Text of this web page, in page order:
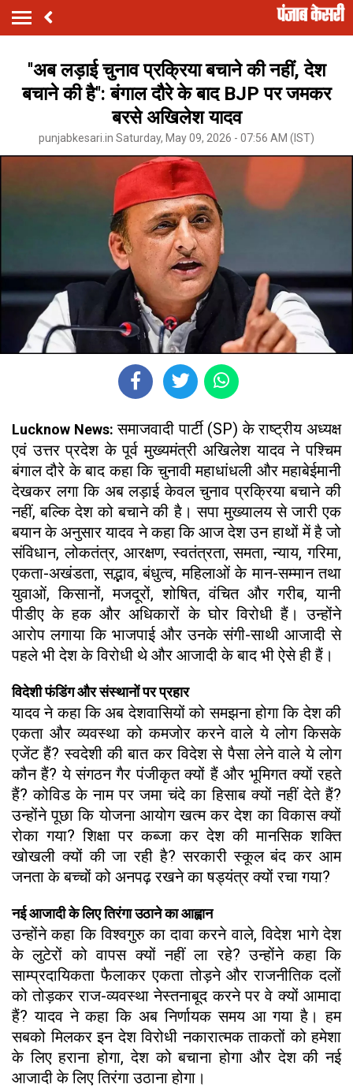
''अब लड़ाई चुनाव प्रक्रिया बचाने की नहीं, देश
बचाने की है'': बंगाल दौरे के बाद BJP पर जमकर
बरसे अखिलेश यादव
punjabkesari.in Saturday, May 09, 2026 - 07:56 AM (IST)
Lucknow News: समाजवादी पार्टी (SP) के राष्ट्रीय अध्यक्ष
एवं उत्तर प्रदेश के पूर्व मुख्यमंत्री अखिलेश यादव ने पश्चिम
बंगाल दौरे के बाद कहा कि चुनावी महाधांधली और महाबेईमानी
देखकर लगा कि अब लड़ाई केवल चुनाव प्रक्रिया बचाने की
नहीं, बल्कि देश को बचाने की है। सपा मुख्यालय से जारी एक
बयान के अनुसार यादव ने कहा कि आज देश उन हाथों में है जो
संविधान, लोकतंत्र, आरक्षण, स्वतंत्रता, समता, न्याय, गरिमा,
एकता-अखंडता, सद्भाव, बंधुत्व, महिलाओं के मान-सम्मान तथा
युवाओं, किसानों, मजदूरों, शोषित, वंचित और गरीब, यानी
पीडीए के हक और अधिकारों के घोर विरोधी हैं। उन्होंने
आरोप लगाया कि भाजपाई और उनके संगी-साथी आजादी से
पहले भी देश के विरोधी थे और आजादी के बाद भी ऐसे ही हैं।
विदेशी फंडिंग और संस्थानों पर प्रहार
यादव ने कहा कि अब देशवासियों को समझना होगा कि देश की
एकता और व्यवस्था को कमजोर करने वाले ये लोग किसके
एजेंट हैं? स्वदेशी की बात कर विदेश से पैसा लेने वाले ये लोग
कौन हैं? ये संगठन गैर पंजीकृत क्यों हैं और भूमिगत क्यों रहते
हैं? कोविड के नाम पर जमा चंदे का हिसाब क्यों नहीं देते हैं?
उन्होंने पूछा कि योजना आयोग खत्म कर देश का विकास क्यों
रोका गया? शिक्षा पर कब्जा कर देश की मानसिक शक्ति
खोखली क्यों की जा रही है? सरकारी स्कूल बंद कर आम
जनता के बच्चों को अनपढ़ रखने का षड्यंत्र क्यों रचा गया?
नई आजादी के लिए तिरंगा उठाने का आह्वान
उन्होंने कहा कि विश्वगुरु का दावा करने वाले, विदेश भागे देश
के लुटेरों को वापस क्यों नहीं ला रहे? उन्होंने कहा कि
साम्प्रदायिकता फैलाकर एकता तोड़ने और राजनीतिक दलों
को तोड़कर राज-व्यवस्था नेस्तनाबूद करने पर वे क्यों आमादा
हैं? यादव ने कहा कि अब निर्णायक समय आ गया है। हम
सबको मिलकर इन देश विरोधी नकारात्मक ताकतों को हमेशा
के लिए हराना होगा, देश को बचाना होगा और देश की नई
आजादी के लिए तिरंगा उठाना होगा।